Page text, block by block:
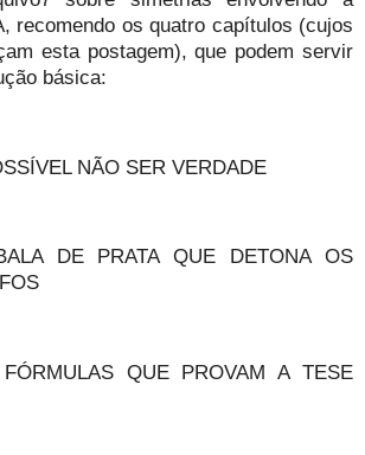
recomendo os quatro capítulos (cujos
esta postagem), que podem servir
básica:
NÃO SER VERDADE
DE PRATA QUE DETONA OS
QUE PROVAM A TESE